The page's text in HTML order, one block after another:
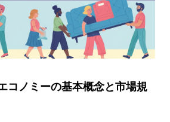
コノミーの基本概念と市場規